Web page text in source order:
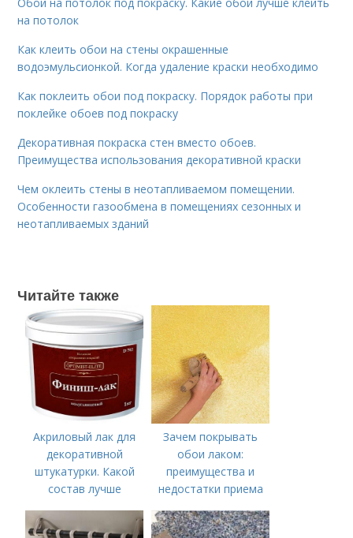
на потолок
Как клеить обои на стены окрашенные
водоэмульсионкой. Когда удаление краски необходимо
Как поклеить обои под покраску. Порядок работы при
поклейке обоев под покраску
Декоративная покраска стен вместо обоев.
Преимущества использования декоративной краски
Чем оклеить стены в неотапливаемом помещении.
Особенности газообмена в помещениях сезонных и
неотапливаемых зданий
Читайте также
Акриловый лак для
декоративной
штукатурки. Какой
состав лучше
Зачем покрывать
обои лаком:
преимущества и
недостатки приема